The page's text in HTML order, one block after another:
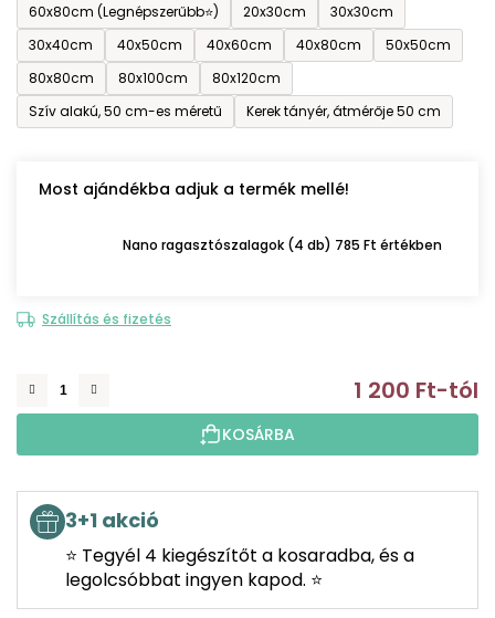
60x80cm (Legnépszerűbb⭐)
20x30cm
30x30cm
30x40cm
40x50cm 40x60cm 40x80cm
50x50cm
80x80cm
80x100cm
80x120cm
Szív alakú, 50 cm-es méretű
Kerek tányér, átmérője 50 cm
Most ajándékba adjuk a termék mellé!
Nano ragasztószalagok (4 db) 785 Ft értékben
Szállítás és fizetés
1 200 Ft-tól
KOSÁRBA
3+1 akció
⭐ Tegyél 4 kiegészítőt a kosaradba, és a
legolcsóbbat ingyen kapod. ⭐